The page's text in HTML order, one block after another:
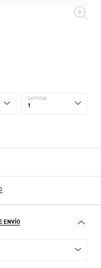
CANTIDAD
ENVÍO